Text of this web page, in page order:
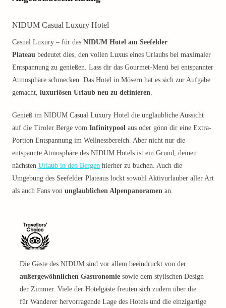
NIDUM Casual Luxury Hotel
Casual Luxury – für das NIDUM Hotel am Seefelder
Plateau bedeutet dies, den vollen Luxus eines Urlaubs bei maximaler
Entspannung zu genießen. Lass dir das Gourmet-Menü bei entspannter
Atmosphäre schmecken. Das Hotel in Mösern hat es sich zur Aufgabe
gemacht, luxuriösen Urlaub neu zu definieren.
Genieß im NIDUM Casual Luxury Hotel die unglaubliche Aussicht
auf die Tiroler Berge vom Infinitypool aus oder gönn dir eine Extra-
Portion Entspannung im Wellnessbereich. Aber nicht nur die
entspannte Atmosphäre des NIDUM Hotels ist ein Grund, deinen
nächsten Urlaub in den Bergen hierher zu buchen. Auch die
Umgebung des Seefelder Plateaus lockt sowohl Aktivurlauber aller Art
als auch Fans von unglaublichen Alpenpanoramen an.
Die Gäste des NIDUM sind vor allem beeindruckt von der
außergewöhnlichen Gastronomie sowie dem stylischen Design
der Zimmer. Viele der Hotelgäste freuten sich zudem über die
für Wanderer hervorragende Lage des Hotels und die einzigartige